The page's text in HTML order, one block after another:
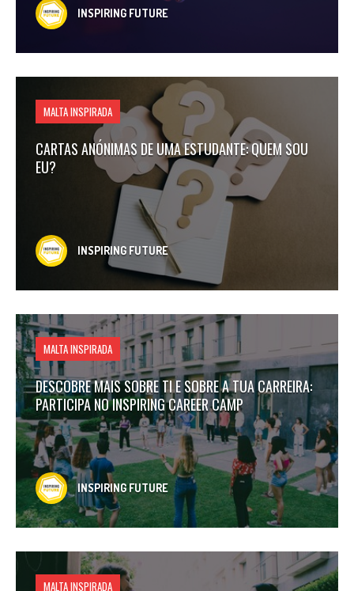
INSPIRING FUTURE
MALTA INSPIRADA
CARTAS ANÓNIMAS DE UMA ESTUDANTE: QUEM SOU
EU?
INSPIRING FUTURE
MALTA INSPIRADA
DESCOBRE MAIS SOBRE TI E SOBRE A TUA CARREIRA:
PARTICIPA NO INSPIRING CAREER CAMP
INSPIRING FUTURE
MALTA INSPIRADA